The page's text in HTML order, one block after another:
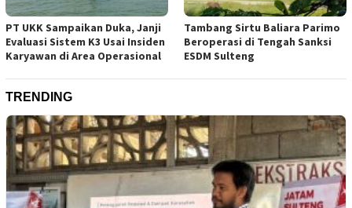
PT UKK Sampaikan Duka, Janji
Evaluasi Sistem K3 Usai Insiden
Karyawan di Area Operasional
Tambang Sirtu Baliara Parimo
Beroperasi di Tengah Sanksi
ESDM Sulteng
TRENDING